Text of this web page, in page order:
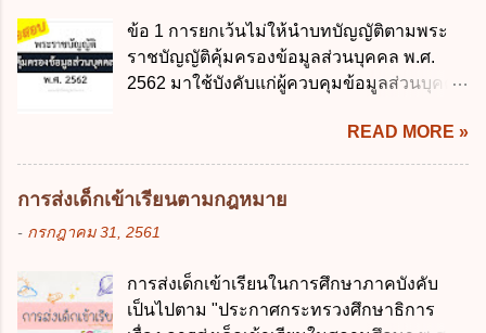
ประกอบการพิจารณาในเรื่องต่อไปนี้ ยกเว้น
ข้อใด ก. การจัดเก็บหรือหารายได้ ข. การ
จัดสรรงบประมาณรายจ่าย ค. การจัดทำงบ
ดิจิทัลอย่างคุ้มค่าและเต็มศักยภาพ ข. พัฒนา
โครงสร้างพื้นฐานด้านดิจิทัลที่จำเป็นให้เป็นไป
ตามมาตรฐานสากล ค. พัฒนาการเชื่อมโยง
จ่ายงบประมาณให้เกิดความคุ้มค่าและเป็นไป
ตามเป้าหมาย ข้อ 3 ข้อใดกล่าวได้ถูกต้องที่สุด
เกี่ยวกับ "แผนพัฒนารัฐบาลดิจิทัล" ก. เป็นธร
รับผิดชอบในการบริหารจัดการข้อมูลของ
หน่วยงานของรัฐ ง. กำหนดกรอบและทิศทาง
การบริหารงานภาครัฐและการจัดทำบริการ
ข้อ 1 การยกเว้นไม่ให้นำบทบัญญัติตามพระ
ราชบัญญัติคุ้มครองข้อมูลส่วนบุคคล พ.ศ.
2562 มาใช้บังคับแก่ผู้ควบคุมข้อมูลส่วนบุคคล
ข. พระราชกำหนด ค. พระราชกฤษฎีกา ง. กฎ
กระทรวง ข้อ 2 กฎหมายตามข้อ 1 กำหนด
หน่วยงานและกิจการใดที่ผู้ควบคุมข้อมูลส่วน
บุคคลไม่อยู่ในบังคับพระราชบัญญัติคุ้มครอง
ข้อมูลส่วนบุคคล พ.ศ. 2562 ก. หน่วยงานของ
ด้านความบันเทิงและนันทนาการ ง. ถูกทุกข้อ
ข้อ 3 โดยหลัก ทั่วไป พระราชบัญญัติคุ้มครอง
READ MORE »
การส่งเด็กเข้าเรียนตามกฎหมาย
- กรกฎาคม 31, 2561
การส่งเด็กเข้าเรียนในการศึกษาภาคบังคับ
เป็นไปตาม "ประกาศกระทรวงศึกษาธิการ